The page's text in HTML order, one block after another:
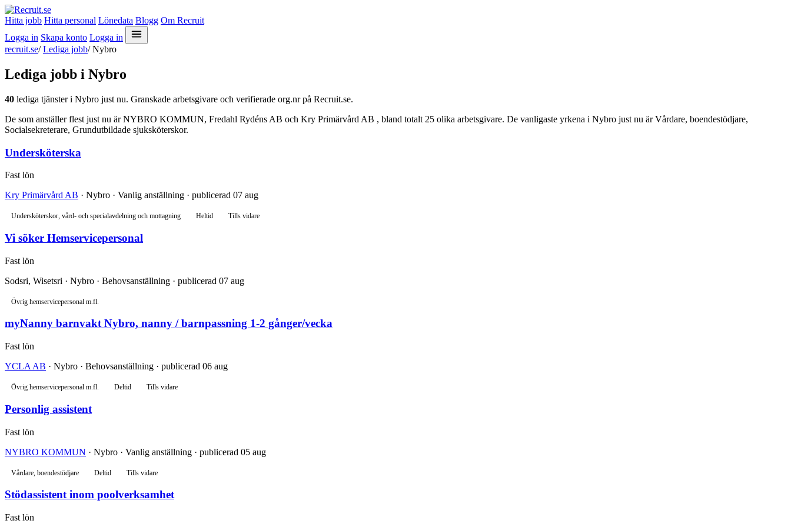
Hitta jobb Hitta personal Lönedata Blogg Om Recruit
Logga in Skapa konto Logga in
recruit.se/ Lediga jobb/ Nybro
Lediga jobb i Nybro
40 lediga tjänster i Nybro just nu. Granskade arbetsgivare och verifierade org.nr på Recruit.se.
De som anställer flest just nu är NYBRO KOMMUN, Fredahl Rydéns AB och Kry Primärvård AB , bland totalt 25 olika arbetsgivare. De vanligaste yrkena i Nybro just nu är Vårdare, boendestödjare,
Socialsekreterare, Grundutbildade sjuksköterskor.
Undersköterska
Fast lön
Kry Primärvård AB · Nybro · Vanlig anställning · publicerad 07 aug
Undersköterskor, vård- och specialavdelning och mottagning Heltid Tills vidare
Vi söker Hemservicepersonal
Fast lön
Sodsri, Wisetsri · Nybro · Behovsanställning · publicerad 07 aug
Övrig hemservicepersonal m.fl.
myNanny barnvakt Nybro, nanny / barnpassning 1-2 gånger/vecka
Fast lön
YCLA AB · Nybro · Behovsanställning · publicerad 06 aug
Övrig hemservicepersonal m.fl. Deltid Tills vidare
Personlig assistent
Fast lön
NYBRO KOMMUN · Nybro · Vanlig anställning · publicerad 05 aug
Vårdare, boendestödjare Deltid Tills vidare
Stödassistent inom poolverksamhet
Fast lön